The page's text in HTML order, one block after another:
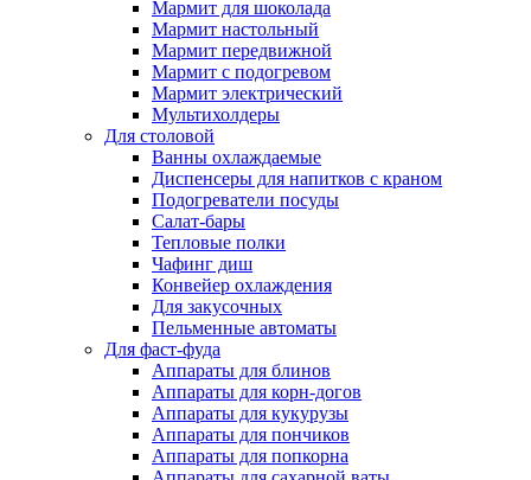
Мармит для шоколада
Мармит настольный
Мармит передвижной
Мармит с подогревом
Мармит электрический
Мультихолдеры
Для столовой
Ванны охлаждаемые
Диспенсеры для напитков с краном
Подогреватели посуды
Салат-бары
Тепловые полки
Чафинг диш
Конвейер охлаждения
Для закусочных
Пельменные автоматы
Для фаст-фуда
Аппараты для блинов
Аппараты для корн-догов
Аппараты для кукурузы
Аппараты для пончиков
Аппараты для попкорна